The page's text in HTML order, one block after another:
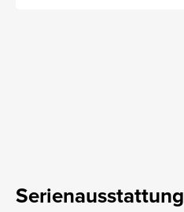
Serienausstattung